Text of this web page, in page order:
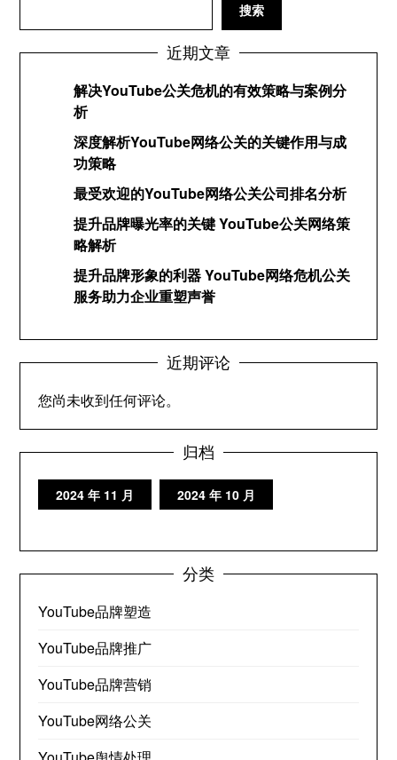
搜索
近期文章
解决YouTube公关危机的有效策略与案例分
析
深度解析YouTube网络公关的关键作用与成
功策略
最受欢迎的YouTube网络公关公司排名分析
提升品牌曝光率的关键 YouTube公关网络策
略解析
提升品牌形象的利器 YouTube网络危机公关
服务助力企业重塑声誉
近期评论
您尚未收到任何评论。
归档
2024 年 11 月 2024 年 10 月
分类
YouTube品牌塑造
YouTube品牌推广
YouTube品牌营销
YouTube网络公关